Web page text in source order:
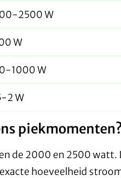
2500 W
W
1000 W
2 W
de 2000 en 2500 watt.
hoeveelheid